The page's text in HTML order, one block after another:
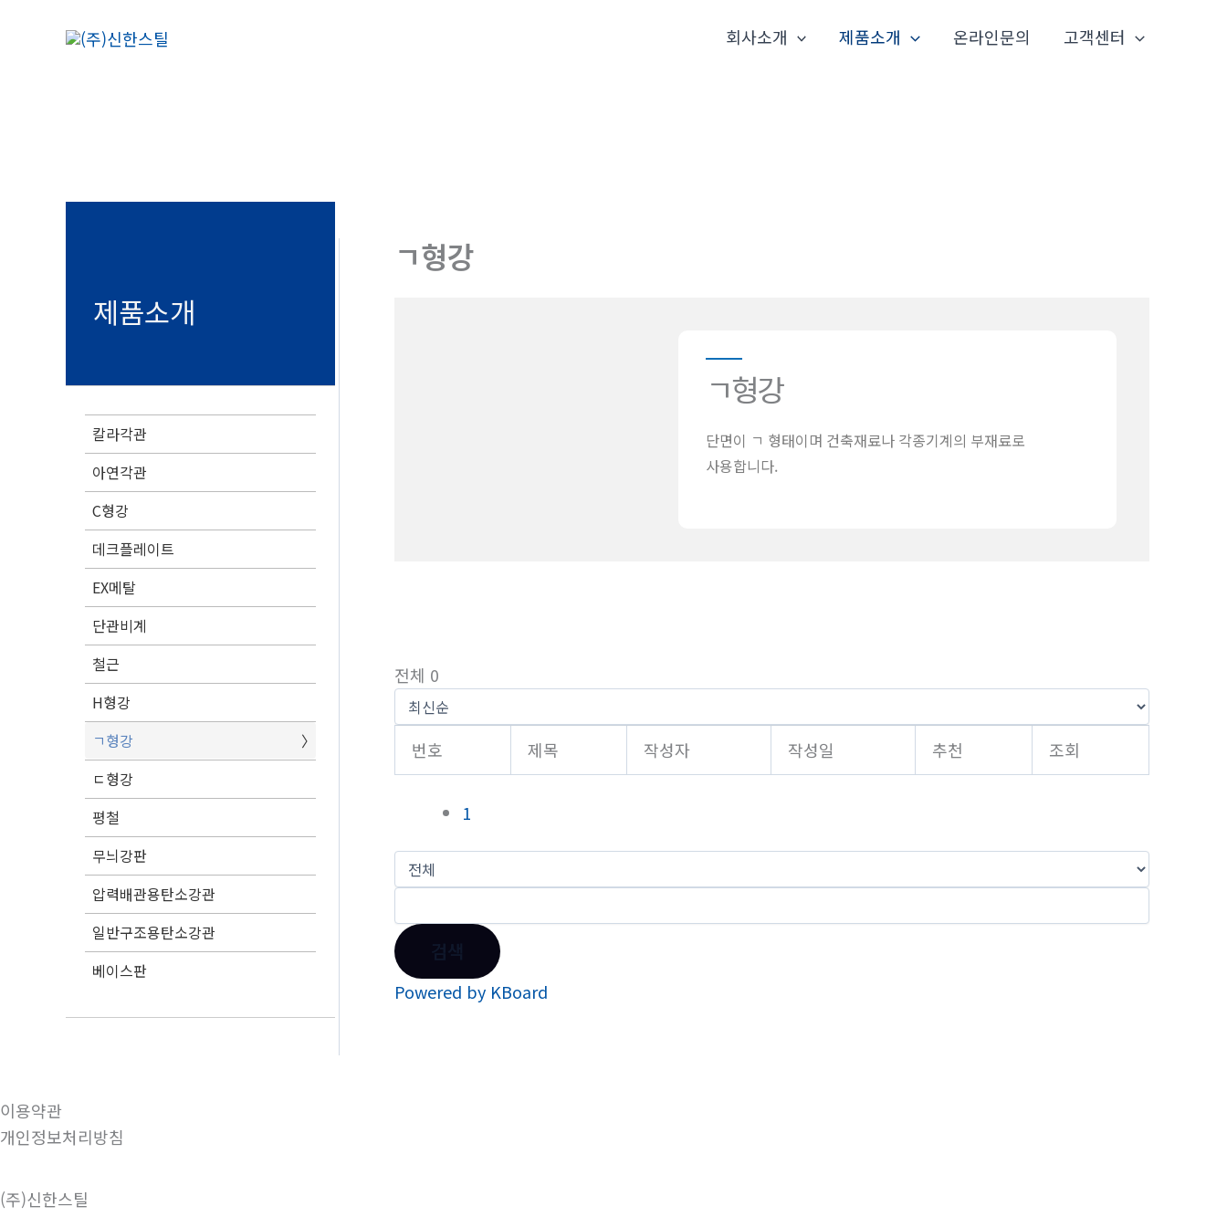
회사소개 제품소개 온라인문의 고객센터
제품소개
칼라각관
아연각관
C형강
데크플레이트
EX메탈
단관비계
철근
H형강
ㄱ형강
ㄷ형강
평철
무늬강판
압력배관용탄소강관
일반구조용탄소강관
베이스판
ㄱ형강
ㄱ형강
단면이 ㄱ 형태이며 건축재료나 각종기계의 부재료로
사용합니다.
전체 0
번호 제목 작성자 작성일 추천 조회
1
Powered by KBoard
이용약관
개인정보처리방침
(주)신한스틸